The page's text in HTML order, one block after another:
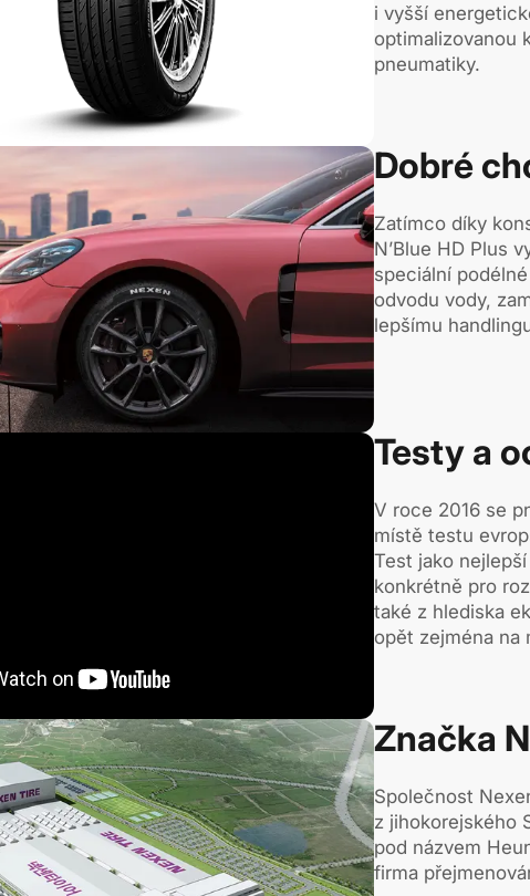
i vyšší
optimalizovanou
pneumatiky.
Dobré
Zatímco díky
N’Blue HD Plus
speciální
odvodu vody,
lepšímu
Testy a
V roce 2016 se
místě testu
Test jako
konkrétně pro
také z hlediska
opět zejména na
Značka
Společnost
z jihokorejského
pod názvem
firma